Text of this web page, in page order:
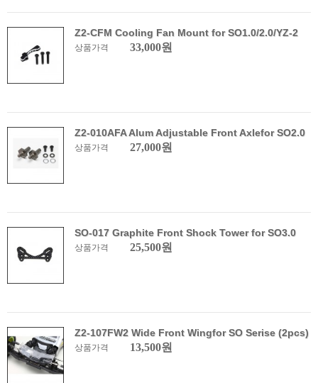
Z2-CFM Cooling Fan Mount for SO1.0/2.0/YZ-2
상품가격 33,000원
Z2-010AFA Alum Adjustable Front Axlefor SO2.0
상품가격 27,000원
SO-017 Graphite Front Shock Tower for SO3.0
상품가격 25,500원
Z2-107FW2 Wide Front Wingfor SO Serise (2pcs)
상품가격 13,500원